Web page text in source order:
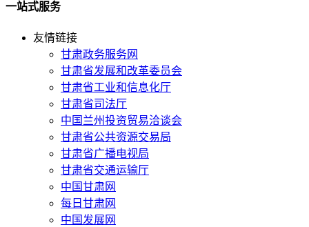
一站式服务
友情链接
甘肃政务服务网
甘肃省发展和改革委员会
甘肃省工业和信息化厅
甘肃省司法厅
中国兰州投资贸易洽谈会
甘肃省公共资源交易局
甘肃省广播电视局
甘肃省交通运输厅
中国甘肃网
每日甘肃网
中国发展网